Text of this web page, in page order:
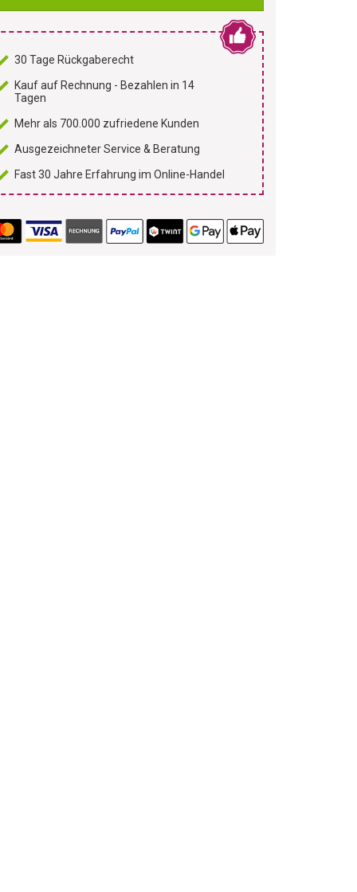
30 Tage Rückgaberecht
Kauf auf Rechnung - Bezahlen in 14
Tagen
Mehr als 700.000 zufriedene Kunden
Ausgezeichneter Service & Beratung
Fast 30 Jahre Erfahrung im Online-Handel